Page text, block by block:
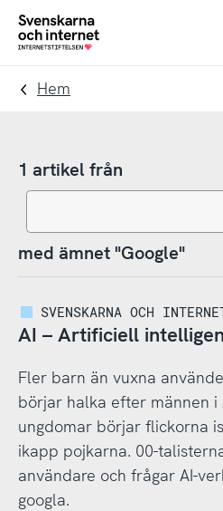
Till
navigation
Till
innehåll
To
Hem
1 artikel från
med ämnet "Google"
SVENSKARNA OCH
AI – Artificiell
Fler barn än vuxna
börjar halka efter männen i
ungdomar börjar flickorna
ikapp pojkarna. 00-
användare och frågar AI-
googla.